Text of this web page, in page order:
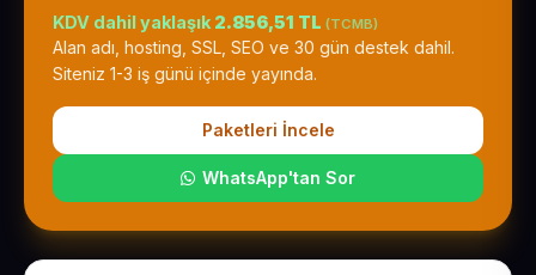
KDV dahil yaklaşık 2.856,51 TL (TCMB)
Alan adı, hosting, SSL, SEO ve 30 gün destek dahil.
Siteniz 1-3 iş günü içinde yayında.
Paketleri İncele
WhatsApp'tan Sor